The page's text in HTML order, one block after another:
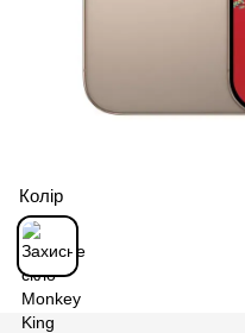
Колір